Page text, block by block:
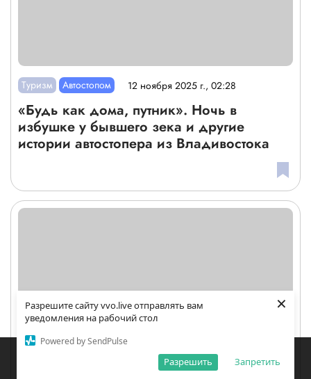
Разрешите сайту vvo.live отправлять вам
уведомления на рабочий стол
Powered by SendPulse
Запретить
Разрешить
×
Закладки Поиск Открыть меню
Туризм Автостопом 12 ноября 2025 г., 02:28
«Будь как дома, путник». Ночь в
избушке у бывшего зека и другие
истории автостопера из Владивостока